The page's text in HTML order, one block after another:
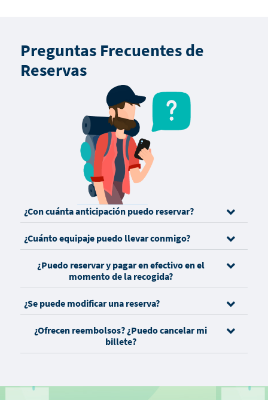
Preguntas Frecuentes de
Reservas
¿Con cuánta anticipación puedo reservar?
¿Cuánto equipaje puedo llevar conmigo?
¿Puedo reservar y pagar en efectivo en el
momento de la recogida?
¿Se puede modificar una reserva?
¿Ofrecen reembolsos? ¿Puedo cancelar mi
billete?